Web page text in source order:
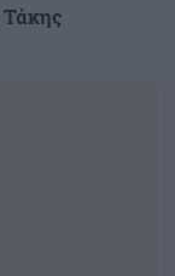
Τάκης